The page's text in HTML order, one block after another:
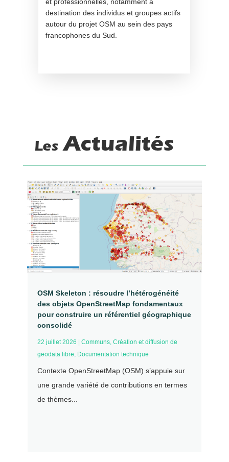
et professionnelles, notamment à
destination des individus et groupes actifs
autour du projet OSM au sein des pays
francophones du Sud.
LesActualités
OSM Skeleton : résoudre l’hétérogénéité
des objets OpenStreetMap fondamentaux
pour construire un référentiel géographique
consolidé
22 juillet 2026 Communs, Création et diffusion de
geodata libre, Documentation technique
Contexte OpenStreetMap (OSM) s’appuie sur
une grande variété de contributions en termes
de thèmes...